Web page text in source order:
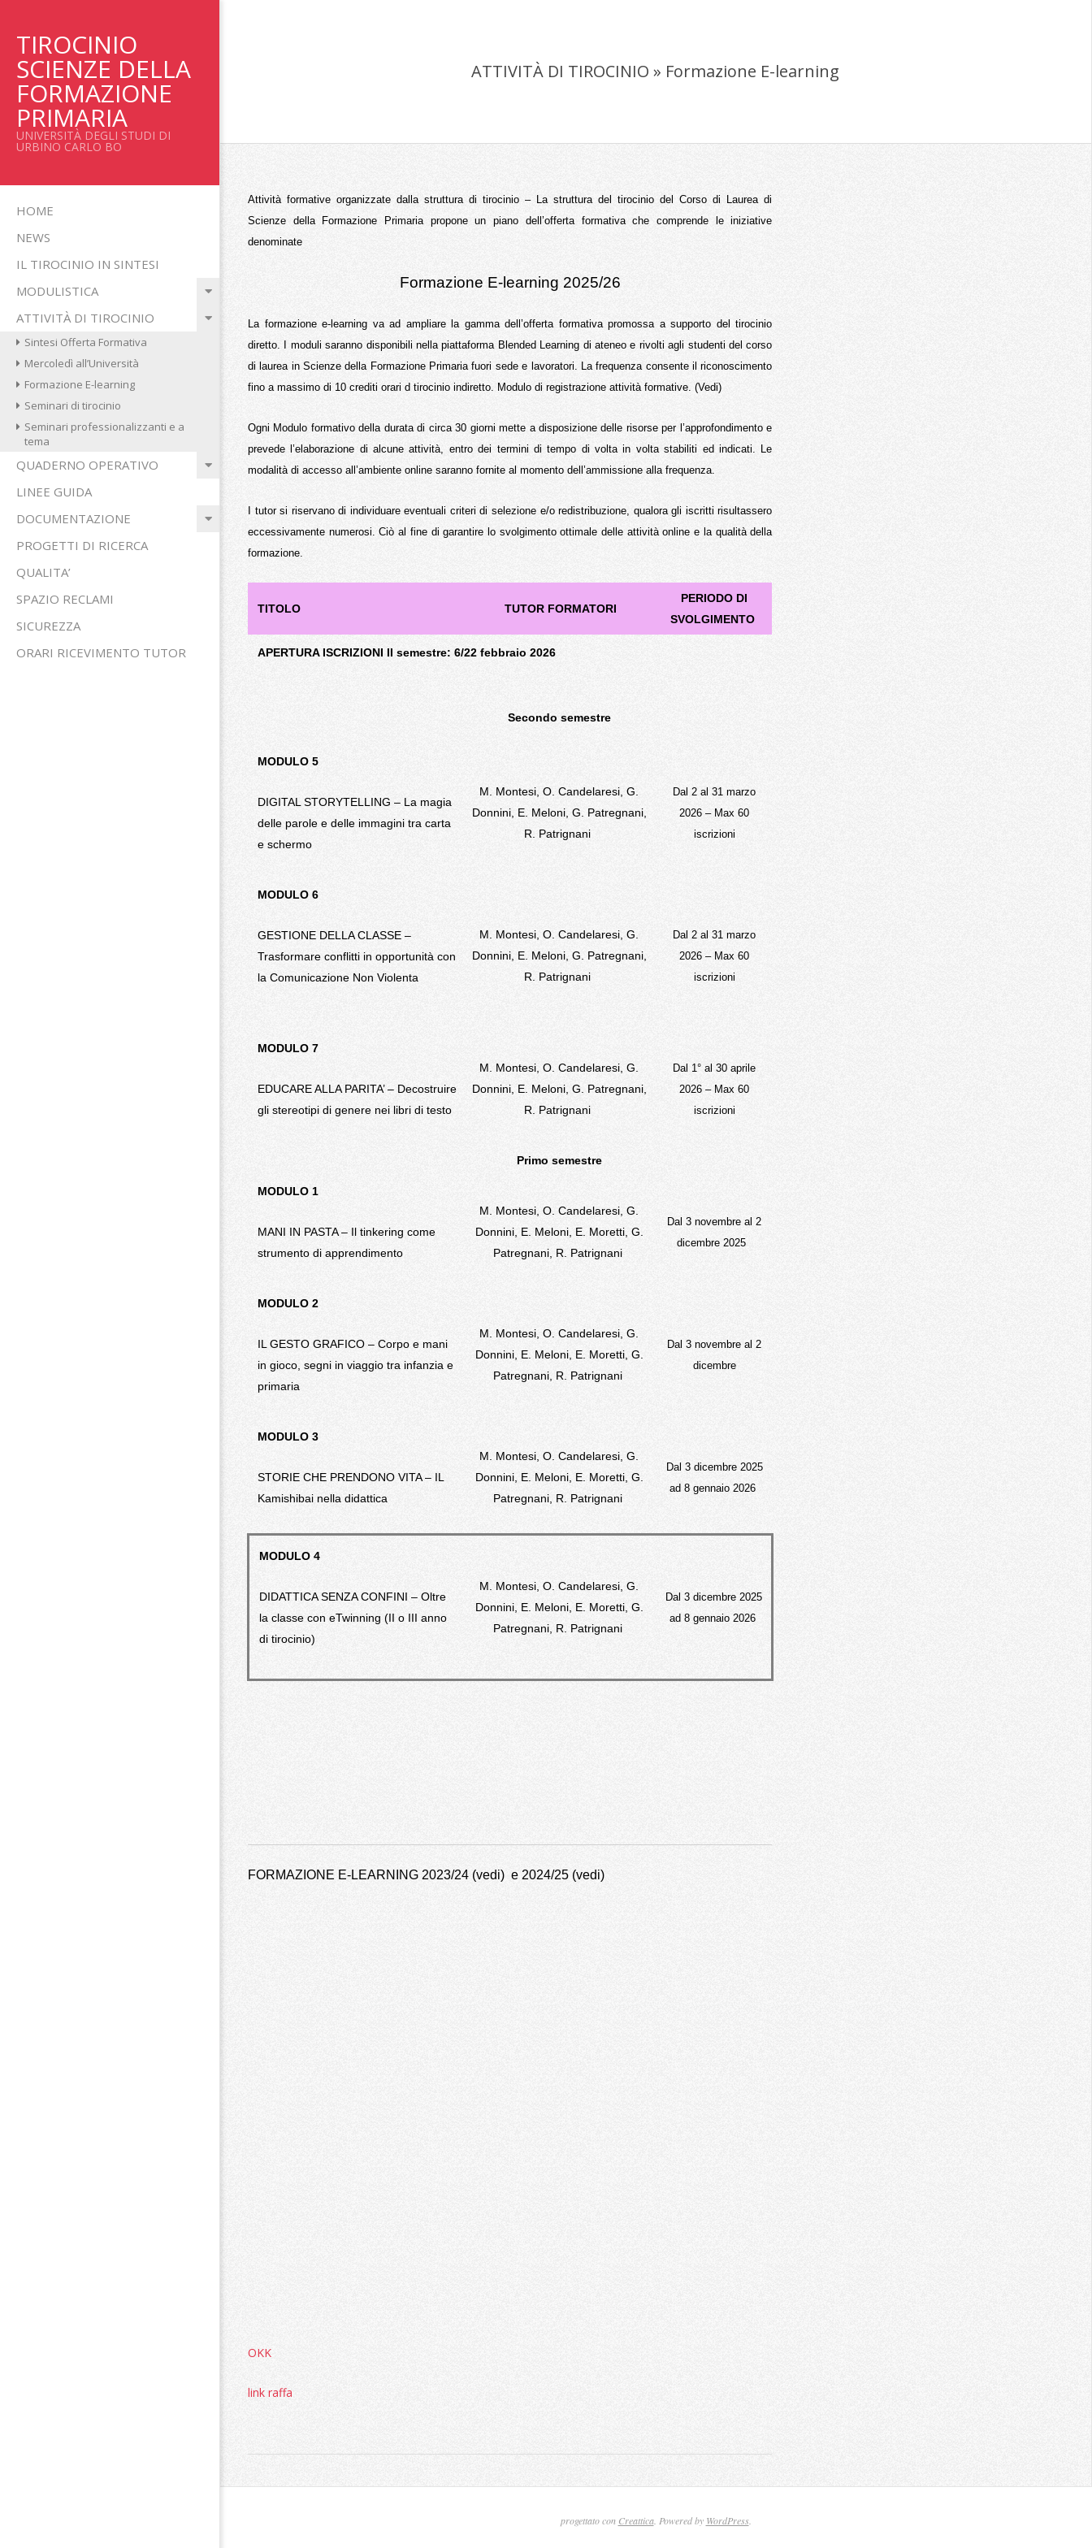
contenuto
TIROCINIO
SCIENZE DELLA
FORMAZIONE
PRIMARIA
UNIVERSITÀ DEGLI STUDI DI
URBINO CARLO BO
Menu
di
navigzione
HOME
NEWS
IL TIROCINIO IN SINTESI
MODULISTICA
ATTIVITÀ DI TIROCINIO
Sintesi Offerta Formativa
Mercoledì all’Università
Formazione E-learning
Seminari di tirocinio
Seminari professionalizzanti e a
tema
QUADERNO OPERATIVO
LINEE GUIDA
DOCUMENTAZIONE
PROGETTI DI RICERCA
QUALITA’
SPAZIO RECLAMI
SICUREZZA
ORARI RICEVIMENTO TUTOR
ATTIVITÀ DI TIROCINIO » Formazione E-learning
Attività formative organizzate dalla struttura di tirocinio – La struttura del tirocinio del Corso di Laurea di
Scienze della Formazione Primaria propone un piano dell’offerta formativa che comprende le iniziative
denominate
Formazione E-learning 2025/26
La formazione e-learning va ad ampliare la gamma dell’offerta formativa promossa a supporto del tirocinio
diretto. I moduli saranno disponibili nella piattaforma Blended Learning di ateneo e rivolti agli studenti del corso
di laurea in Scienze della Formazione Primaria fuori sede e lavoratori. La frequenza consente il riconoscimento
fino a massimo di 10 crediti orari d tirocinio indiretto. Modulo di registrazione attività formative. (Vedi)
Ogni Modulo formativo della durata di circa 30 giorni mette a disposizione delle risorse per l’approfondimento e
prevede l’elaborazione di alcune attività, entro dei termini di tempo di volta in volta stabiliti ed indicati. Le
modalità di accesso all’ambiente online saranno fornite al momento dell’ammissione alla frequenza.
I tutor si riservano di individuare eventuali criteri di selezione e/o redistribuzione, qualora gli iscritti risultassero
eccessivamente numerosi. Ciò al fine di garantire lo svolgimento ottimale delle attività online e la qualità della
formazione.
TITOLO TUTOR FORMATORI
PERIODO DI
SVOLGIMENTO
APERTURA ISCRIZIONI II semestre: 6/22 febbraio 2026
Secondo semestre
MODULO 5
DIGITAL STORYTELLING – La magia
delle parole e delle immagini tra carta
e schermo
M. Montesi, O. Candelaresi, G.
Donnini, E. Meloni, G. Patregnani,
R. Patrignani
Dal 2 al 31 marzo
2026 – Max 60
iscrizioni
MODULO 6
GESTIONE DELLA CLASSE –
Trasformare conflitti in opportunità con
la Comunicazione Non Violenta
M. Montesi, O. Candelaresi, G.
Donnini, E. Meloni, G. Patregnani,
R. Patrignani
Dal 2 al 31 marzo
2026 – Max 60
iscrizioni
MODULO 7
EDUCARE ALLA PARITA’ – Decostruire
gli stereotipi di genere nei libri di testo
M. Montesi, O. Candelaresi, G.
Donnini, E. Meloni, G. Patregnani,
R. Patrignani
Dal 1° al 30 aprile
2026 – Max 60
iscrizioni
Primo semestre
MODULO 1
MANI IN PASTA – Il tinkering come
strumento di apprendimento
M. Montesi, O. Candelaresi, G.
Donnini, E. Meloni, E. Moretti, G.
Patregnani, R. Patrignani
Dal 3 novembre al 2
dicembre 2025
MODULO 2
IL GESTO GRAFICO – Corpo e mani
in gioco, segni in viaggio tra infanzia e
primaria
M. Montesi, O. Candelaresi, G.
Donnini, E. Meloni, E. Moretti, G.
Patregnani, R. Patrignani
Dal 3 novembre al 2
dicembre
MODULO 3
STORIE CHE PRENDONO VITA – IL
Kamishibai nella didattica
M. Montesi, O. Candelaresi, G.
Donnini, E. Meloni, E. Moretti, G.
Patregnani, R. Patrignani
Dal 3 dicembre 2025
ad 8 gennaio 2026
MODULO 4
DIDATTICA SENZA CONFINI – Oltre
la classe con eTwinning (II o III anno
di tirocinio)
M. Montesi, O. Candelaresi, G.
Donnini, E. Meloni, E. Moretti, G.
Patregnani, R. Patrignani
Dal 3 dicembre 2025
ad 8 gennaio 2026
FORMAZIONE E-LEARNING 2023/24 (vedi) e 2024/25 (vedi)
OKK
link raffa
09-
progettato con Creattica. Powered by WordPress.